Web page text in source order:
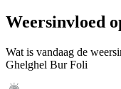
Weersinvloed
Wat is vandaag de
Ghelghel Bur Foli